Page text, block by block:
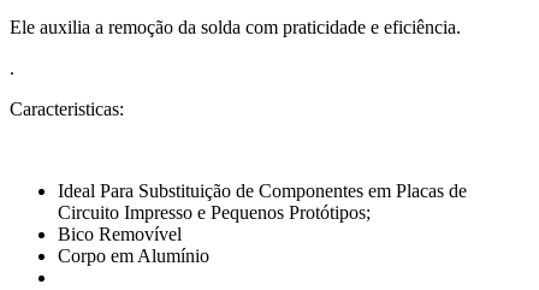
Ele auxilia a remoção da solda com praticidade e eficiência.
.
Caracteristicas:
Ideal Para Substituição de Componentes em Placas de
Circuito Impresso e Pequenos Protótipos;
Bico Removível
Corpo em Alumínio